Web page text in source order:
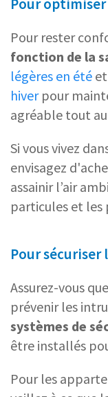
Pour
Pour rester
fonction de la
légères en été
hiverpour
agréable tout
Si vous vivez
envisagez
assainir l’air
particules et
Pour sécuriser
Assurez-vous
prévenir les
systèmes de
être installés
Pour les